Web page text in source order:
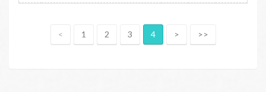
< 1 2 3 4 > >>